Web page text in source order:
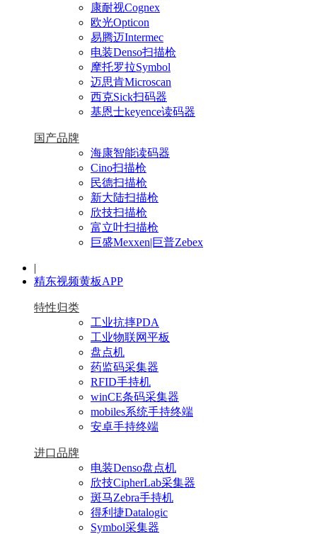
康耐视Cognex
欧光Opticon
易腾迈Intermec
电装Denso扫描枪
摩托罗拉Symbol
迈思肯Microscan
西克Sick扫码器
基恩士keyence读码器
国产品牌
海康智能读码器
Cino扫描枪
民德扫描枪
新大陆扫描枪
欣技扫描枪
富立叶扫描枪
巨盛Mexxen|巨普Zebex
|
精东视频黄板APP
特性归类
工业抗摔PDA
工业物联网平板
盘点机
药监码采集器
RFID手持机
winCE条码采集器
mobiles系统手持终端
安卓手持终端
进口品牌
电装Denso盘点机
欣技CipherLab采集器
斑马Zebra手持机
得利捷Datalogic
Symbol采集器